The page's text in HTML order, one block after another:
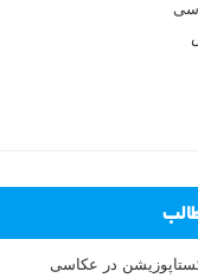
در عکاسی